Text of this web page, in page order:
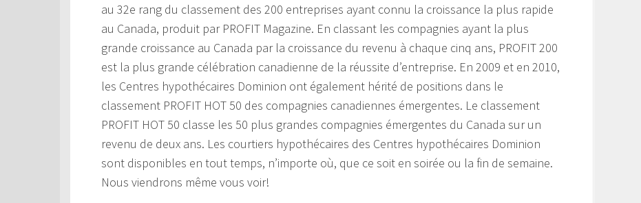
au 32e rang du classement des 200 entreprises ayant connu la croissance la plus rapide
au Canada, produit par PROFIT Magazine. En classant les compagnies ayant la plus
grande croissance au Canada par la croissance du revenu à chaque cinq ans, PROFIT 200
est la plus grande célébration canadienne de la réussite d’entreprise. En 2009 et en 2010,
les Centres hypothécaires Dominion ont également hérité de positions dans le
classement PROFIT HOT 50 des compagnies canadiennes émergentes. Le classement
PROFIT HOT 50 classe les 50 plus grandes compagnies émergentes du Canada sur un
revenu de deux ans. Les courtiers hypothécaires des Centres hypothécaires Dominion
sont disponibles en tout temps, n’importe où, que ce soit en soirée ou la fin de semaine.
Nous viendrons même vous voir!